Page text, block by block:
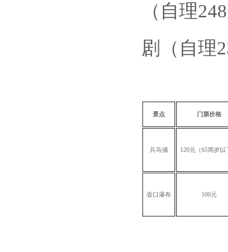
（自理
剧（自理
景点 门票价格
兵马俑 120元（65周岁以
壶口瀑布 100元